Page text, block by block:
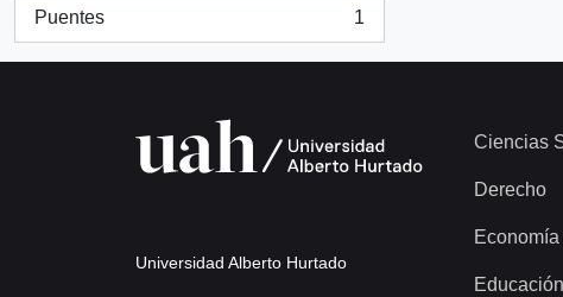
Puentes
, 1 resultados
1
Universidad Alberto Hurtado
Ciencias
Derecho
Educación